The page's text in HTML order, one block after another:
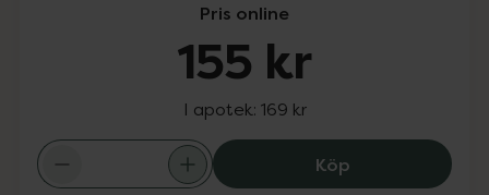
Pris online
155 kr
I apotek: 169 kr
KöpVAGIVITAL